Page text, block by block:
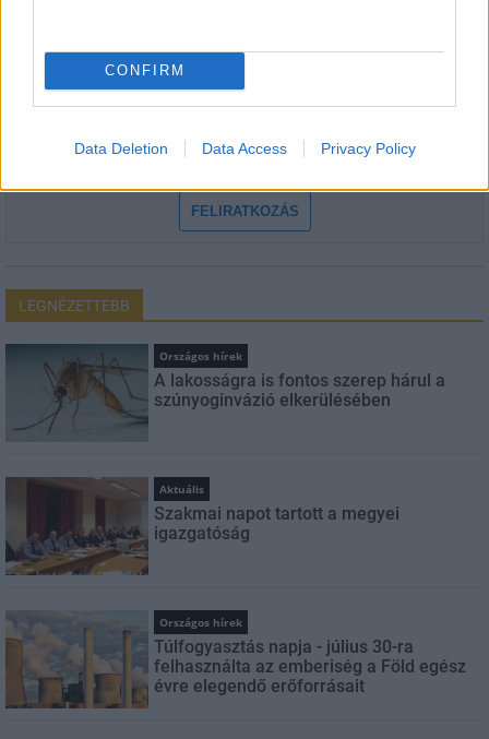
CONFIRM
Data Deletion Data Access Privacy Policy
Feliratkozom a hírlevélre és elfogadom azadatvédelmi
FELIRATKOZÁS
LEGNÉZETTEBB
Országos hírek
A lakosságra is fontos szerep hárul a
szúnyoginvázió elkerülésében
Aktuális
Szakmai napot tartott a megyei
igazgatóság
Országos hírek
Túlfogyasztás napja - július 30-ra
felhasználta az emberiség a Föld egész
évre elegendő erőforrásait